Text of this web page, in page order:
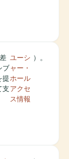
ブ
提
支
ユーシ
ャー・
ホール
アクセ
ス情報
）。